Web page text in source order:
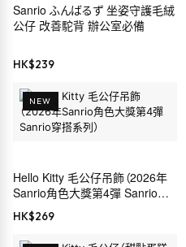
Sanrio ふんばるず 坐姿守護毛絨
公仔 改善駝背 辦公室必備
HK$239
NEW
Hello Kitty 毛公仔吊飾（2026年
Sanrio角色大獎第4彈 Sanrio穿
搭系列）
HK$269